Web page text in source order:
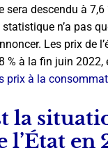
sera descendu à 7,6
n’a pas
Les prix de
% à la fin juin 2022,
prix à la
la
l’État en